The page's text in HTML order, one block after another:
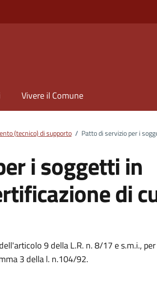
Vivere il Comune
(tecnico) di supporto / Patto di servizio per i
i soggetti in
di
9 della L.R. n. 8/17 e s.m.i.,
3 della l. n.104/92.